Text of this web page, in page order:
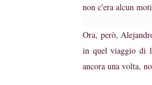
non c'era alcun
Ora, però,
in quel viaggio di
ancora una volta,